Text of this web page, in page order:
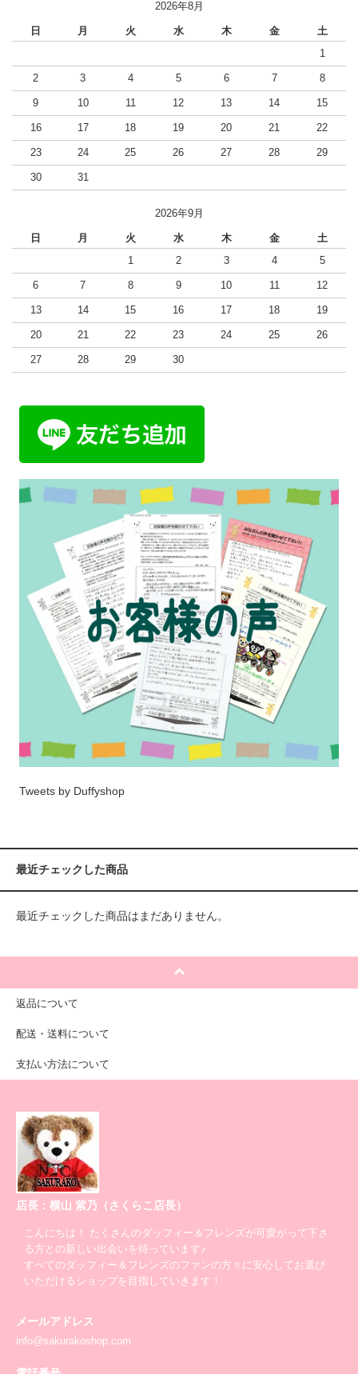
2026年8月
日 月 火 水 木 金
土
1
2 3 4 5 6 7 8
9 10 11 12 13 14 15
16 17 18 19 20 21 22
23 24 25 26 27 28 29
30 31
2026年9月
日 月 火 水 木 金
土
1
2 3 4 5
6 7 8 9 10 11 12
13 14 15 16 17 18 19
20 21 22 23 24 25 26
27 28 29 30
Tweets by Duffyshop
最近チェックした商品
最近チェックした商品はまだありません。
返品について
配送・送料について
支払い方法について
店長：横山 紫乃（さくらこ店長）
こんにちは！ たくさんのダッフィー＆フレンズが可愛がって下さ
る方との新しい出会いを待っています♪
すべてのダッフィー＆フレンズのファンの方々に安心してお選び
いただけるショップを目指していきます！
メールアドレス
info@sakurakoshop.com